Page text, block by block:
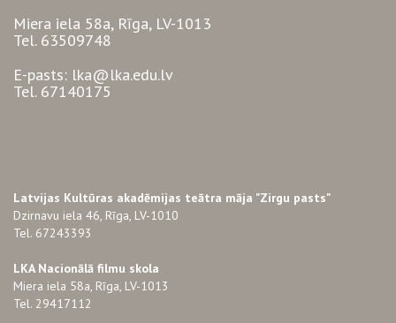
Miera iela 58a, Rīga, LV-1013
Tel. 63509748
E-pasts: lka@lka.edu.lv
Tel. 67140175
Latvijas Kultūras akadēmijas teātra māja "Zirgu pasts"
Dzirnavu iela 46, Rīga, LV-1010
Tel. 67243393
LKA Nacionālā filmu skola
Miera iela 58a, Rīga, LV-1013
Tel. 29417112